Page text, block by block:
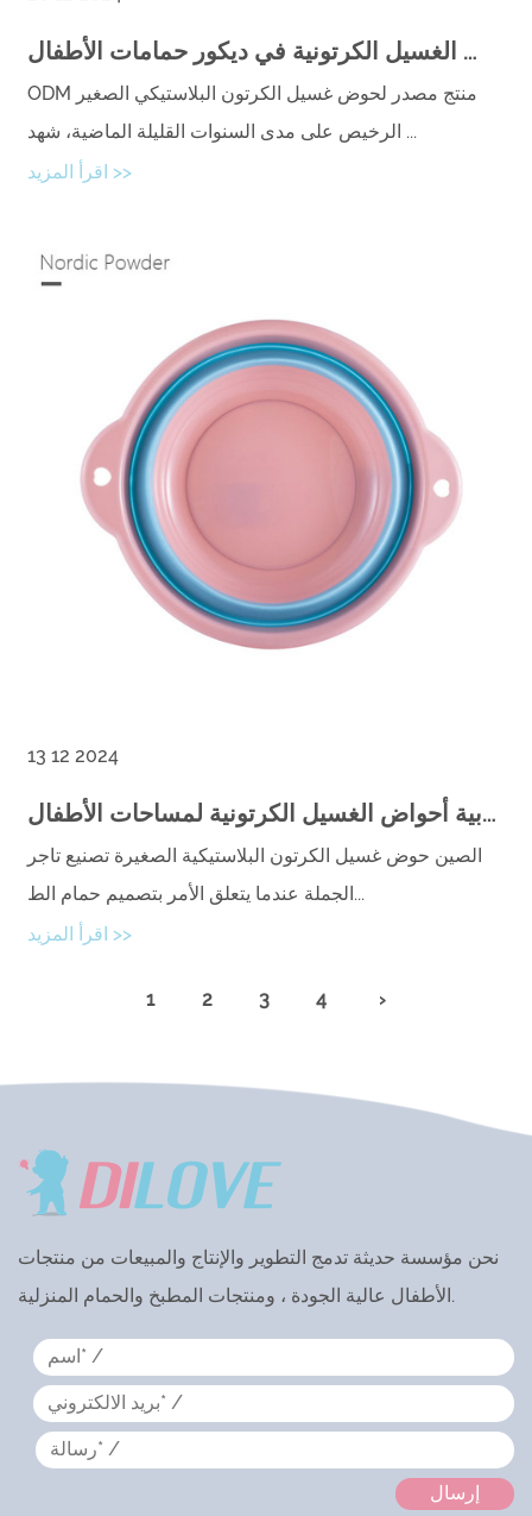
الاتجاه المتزايد لأحواض الغسيل الكرتونية في ديكور حمامات الأطفال
ODM منتج مصدر لحوض غسيل الكرتون البلاستيكي الصغير
الرخيص على مدى السنوات القليلة الماضية، شهد ...
اقرأ المزيد >>
13 12 2024
ممتعة وعملية: جاذبية أحواض الغسيل الكرتونية لمساحات الأطفال
الصين حوض غسيل الكرتون البلاستيكية الصغيرة تصنيع تاجر
الجملة عندما يتعلق الأمر بتصميم حمام الط...
اقرأ المزيد >>
1 2 3 4 ›
نحن مؤسسة حديثة تدمج التطوير والإنتاج والمبيعات من منتجات
الأطفال عالية الجودة ، ومنتجات المطبخ والحمام المنزلية.